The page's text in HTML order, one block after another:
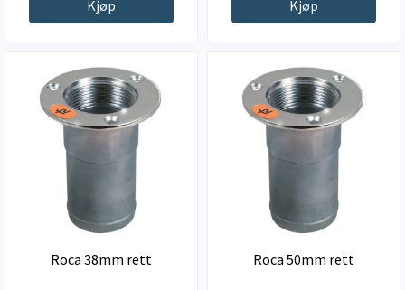
Kjøp Kjøp
Roca 38mm rett Roca 50mm rett